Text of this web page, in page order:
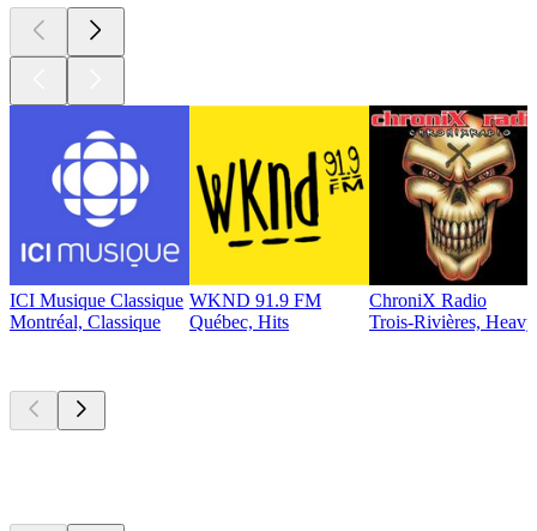
ICI Musique Classique
Montréal, Classique
WKND 91.9 FM
Québec, Hits
ChroniX Radio
Trois-Rivières,